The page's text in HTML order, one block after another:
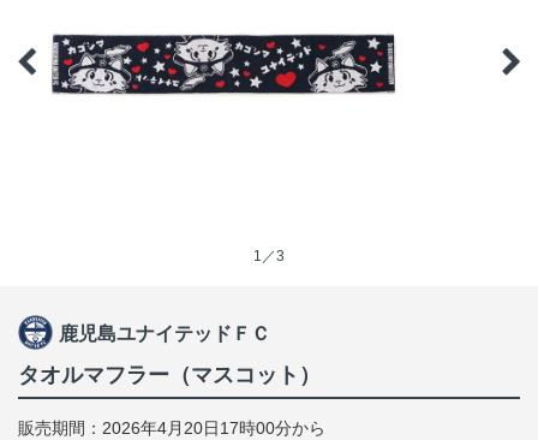
1／3
鹿児島ユナイテッドＦＣ
タオルマフラー（マスコット）
販売期間：2026年4月20日17時00分から